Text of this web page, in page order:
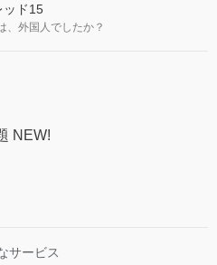
ド15
、外国人でしたか？
NEW!
サービス